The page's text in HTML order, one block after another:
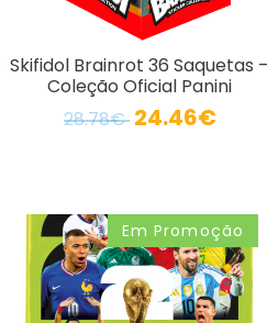
Skifidol Brainrot 36 Saquetas –
Coleção Oficial Panini
28.78€ 24.46€
Em Promoção